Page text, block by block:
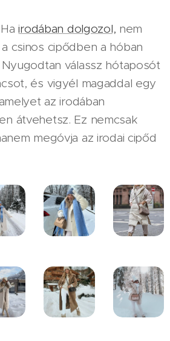
Hairodában dolgozol, nem
csinos cipődben a hóban
válassz hótaposót
és vigyél magaddal egy
az irodában
átvehetsz. Ez nemcsak
megóvja az irodai cipőd